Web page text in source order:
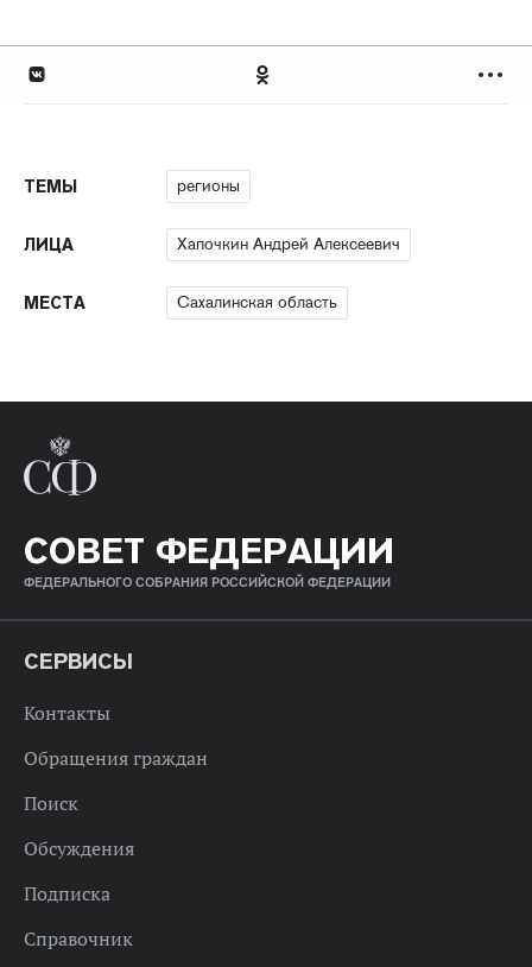
ТЕМЫ регионы
ЛИЦА Хапочкин Андрей Алексеевич
МЕСТА Сахалинская область
СОВЕТ ФЕДЕРАЦИИ
ФЕДЕРАЛЬНОГО СОБРАНИЯ РОССИЙСКОЙ ФЕДЕРАЦИИ
СЕРВИСЫ
Контакты
Обращения граждан
Поиск
Обсуждения
Подписка
Справочник